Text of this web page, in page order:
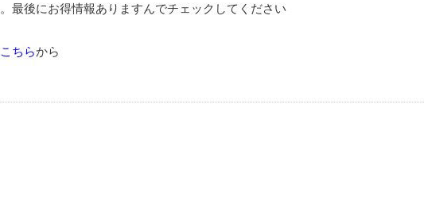
最後にお得情報ありますんでチェックしてください
こちらから